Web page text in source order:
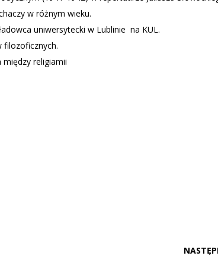
w różnym wieku.
uniwersytecki w Lublinie na KUL.
filozoficznych.
religiamii